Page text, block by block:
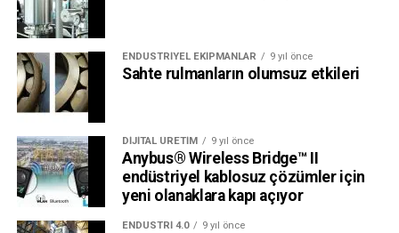
ENDÜSTRIYEL EKIPMANLAR 9 yıl önce
Sahte rulmanların olumsuz etkileri
DIJITAL ÜRETIM 9 yıl önce
Anybus® Wireless Bridge™ II
endüstriyel kablosuz çözümler için
yeni olanaklara kapı açıyor
ENDÜSTRI 4.0 9 yıl önce